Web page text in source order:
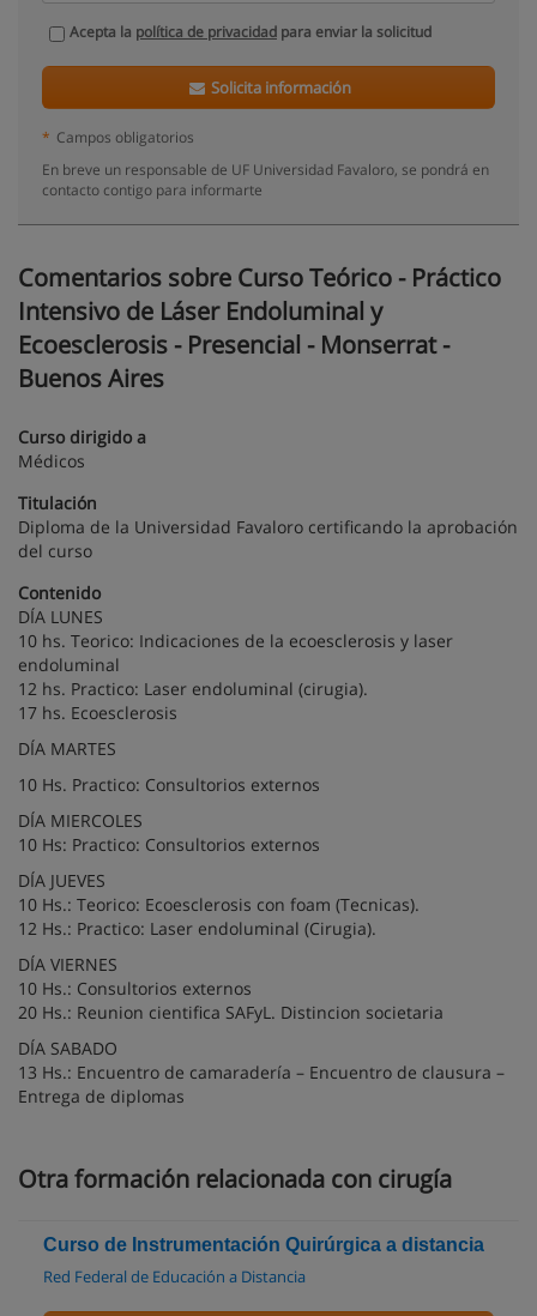
Acepta la política de privacidad para enviar la solicitud
Solicita información
* Campos obligatorios
En breve un responsable de UF Universidad Favaloro, se pondrá en
contacto contigo para informarte
Comentarios sobre Curso Teórico - Práctico
Intensivo de Láser Endoluminal y
Ecoesclerosis - Presencial - Monserrat -
Buenos Aires
Curso dirigido a
Médicos
Titulación
Diploma de la Universidad Favaloro certificando la aprobación
del curso
Contenido
DÍA LUNES
10 hs. Teorico: Indicaciones de la ecoesclerosis y laser
endoluminal
12 hs. Practico: Laser endoluminal (cirugia).
17 hs. Ecoesclerosis
DÍA MARTES
10 Hs. Practico: Consultorios externos
DÍA MIERCOLES
10 Hs: Practico: Consultorios externos
DÍA JUEVES
10 Hs.: Teorico: Ecoesclerosis con foam (Tecnicas).
12 Hs.: Practico: Laser endoluminal (Cirugia).
DÍA VIERNES
10 Hs.: Consultorios externos
20 Hs.: Reunion cientifica SAFyL. Distincion societaria
DÍA SABADO
13 Hs.: Encuentro de camaradería – Encuentro de clausura –
Entrega de diplomas
Otra formación relacionada con cirugía
Curso de Instrumentación Quirúrgica a distancia
Red Federal de Educación a Distancia